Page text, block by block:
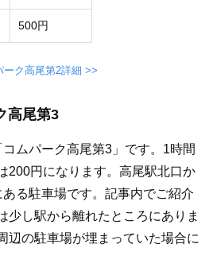
500円
ーク高尾第2詳細 >>
高尾第3
ムパーク高尾第3」です。1時間
200円になります。高尾駅北口か
る駐車場です。記事内でご紹介
少し駅から離れたところにありま
辺の駐車場が埋まっていた場合に